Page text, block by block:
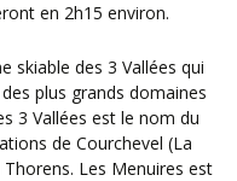
en 2h15 environ.
skiable des 3 Vallées qui
plus grands domaines
3 Vallées est le nom du
de Courchevel (La
Les Menuires est